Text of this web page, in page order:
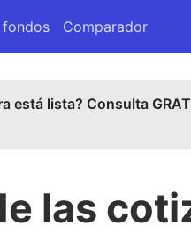
fondos Comparador
está lista? Consulta
las